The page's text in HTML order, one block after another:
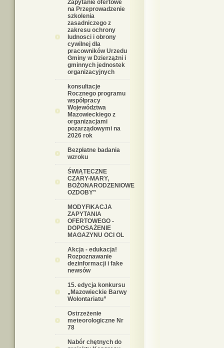
Zapytanie ofertowe
na Przeprowadzenie
szkolenia
zasadniczego z
zakresu ochrony
ludnosci i obrony
cywilnej dla
pracowników Urzedu
Gminy w Dzierzążni i
gminnych jednostek
organizacyjnych
konsultacje
Rocznego programu
współpracy
Województwa
Mazowieckiego z
organizacjami
pozarządowymi na
2026 rok
Bezpłatne badania
wzroku
ŚWIĄTECZNE
CZARY-MARY,
BOŻONARODZENIOWE
OZDOBY”
MODYFIKACJA
ZAPYTANIA
OFERTOWEGO -
DOPOSAŻENIE
MAGAZYNU OCI OL
Akcja - edukacja!
Rozpoznawanie
dezinformacji i fake
newsów
15. edycja konkursu
„Mazowieckie Barwy
Wolontariatu”
Ostrzeżenie
meteorologiczne Nr
78
Nabór chętnych do